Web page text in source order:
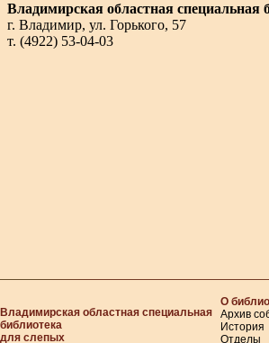
Владимирская областная специальная
г. Владимир, ул. Горького, 57
т. (4922) 53-04-03
Владимирская областная специальная
библиотека
для слепых
О
Архив
История
Отделы